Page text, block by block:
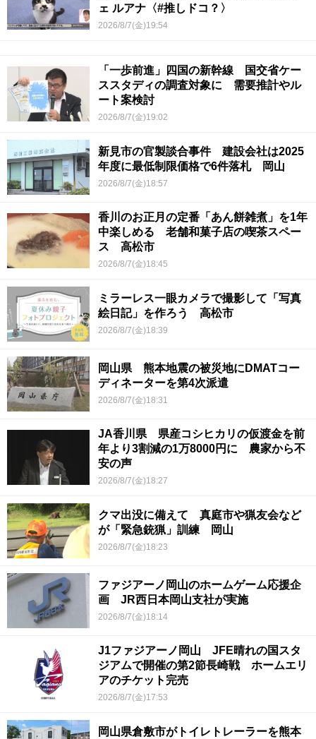
ェ ルアナ〈#推しドコ？〉
2026/8/7(金)19:54
「一歩前進」四国の新幹線 国交省ケー
ススタディの調査対象に 需要推計やル
ート案検討
2026/8/7(金)19:02
新見市の官製談合事件 建設会社は2025
年度に最低制限価格で6件落札 岡山
2026/8/7(金)18:57
香川のお正月の定番「あん餅雑煮」を1年
中楽しめる 老舗和菓子店の喫茶スペー
ス 高松市
2026/8/7(金)18:45
ミラーレス一眼カメラで撮影して「写真
絵日記」を作ろう 高松市
2026/8/7(金)18:39
岡山県 熊本地震の被災地にDMATコー
ディネーターを第4次派遣
2026/8/7(金)18:31
JA香川県 県産コシヒカリの仮渡金を前
年より3割減の1万8000円に 農家から不
安の声
2026/8/7(金)18:27
クマ出没に備えて 真庭市や猟友会など
が「緊急銃猟」訓練 岡山
2026/8/7(金)18:23
ファジアーノ岡山のホームゲーム応援企
画 JR西日本岡山支社が実施
2026/8/7(金)18:14
J1ファジアーノ岡山 JFE晴れの国スタ
ジアムで開催の第2節長崎戦 ホームエリ
アのチケット完売
2026/8/7(金)17:53
岡山県倉敷市がトイレトレーラーを熊本